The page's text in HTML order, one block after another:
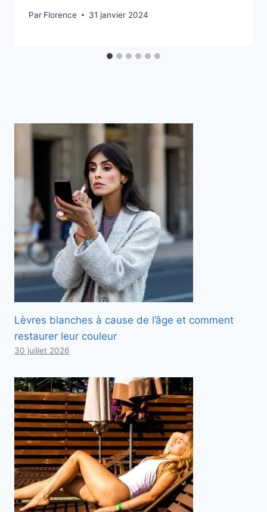
Par Florence 31 janvier 2024
Lèvres blanches à cause de l’âge et comment
restaurer leur couleur
30 juillet 2026